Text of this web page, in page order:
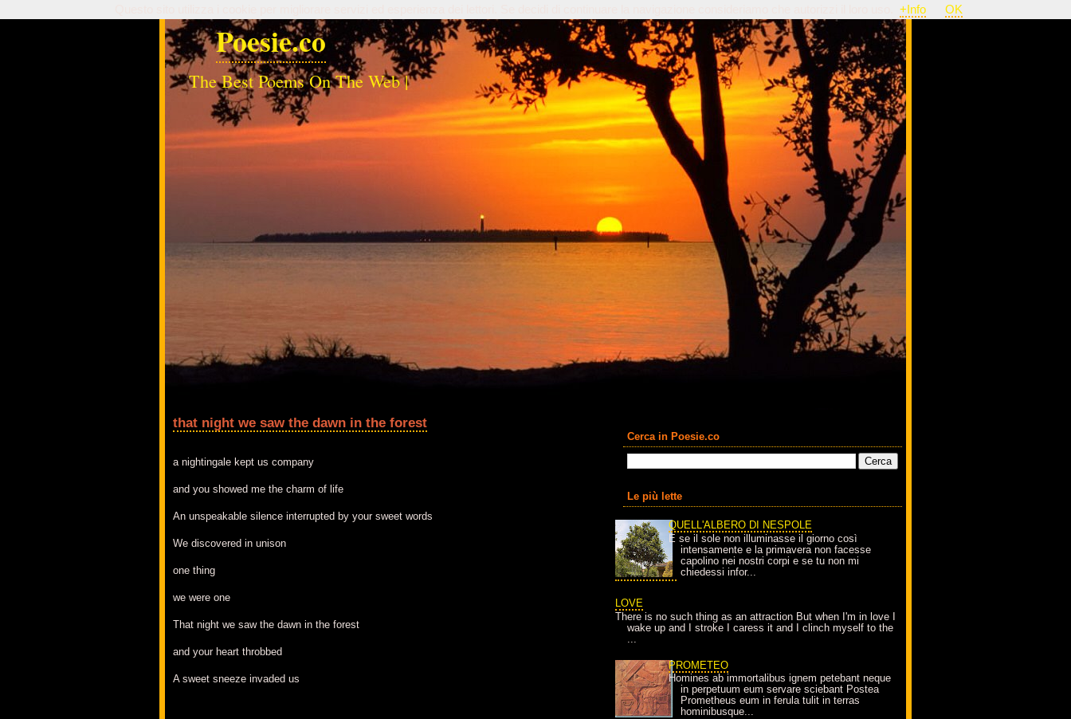
Poesie.co
The Best Poems On The Web |
that night we saw the dawn in the forest
a nightingale kept us company
and you showed me the charm of life
An unspeakable silence interrupted by your sweet words
We discovered in unison
one thing
we were one
That night we saw the dawn in the forest
and your heart throbbed
A sweet sneeze invaded us
Cerca in Poesie.co
Le più lette
QUELL'ALBERO DI NESPOLE
E se il sole non illuminasse il giorno così
intensamente e la primavera non facesse
capolino nei nostri corpi e se tu non mi
chiedessi infor...
LOVE
There is no such thing as an attraction But when I'm in love I
wake up and I stroke I caress it and I clinch myself to the
...
PROMETEO
Homines ab immortalibus ignem petebant neque
in perpetuum eum servare sciebant Postea
Prometheus eum in ferula tulit in terras
hominibusque...
+Info OK